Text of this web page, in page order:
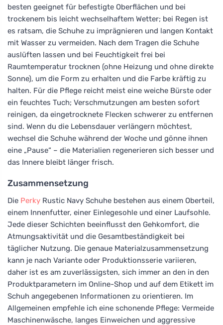
besten geeignet für befestigte Oberflächen und bei
trockenem bis leicht wechselhaftem Wetter; bei Regen ist
es ratsam, die Schuhe zu imprägnieren und langen Kontakt
mit Wasser zu vermeiden. Nach dem Tragen die Schuhe
auslüften lassen und bei Feuchtigkeit frei bei
Raumtemperatur trocknen (ohne Heizung und ohne direkte
Sonne), um die Form zu erhalten und die Farbe kräftig zu
halten. Für die Pflege reicht meist eine weiche Bürste oder
ein feuchtes Tuch; Verschmutzungen am besten sofort
reinigen, da eingetrocknete Flecken schwerer zu entfernen
sind. Wenn du die Lebensdauer verlängern möchtest,
wechsel die Schuhe während der Woche und gönne ihnen
eine „Pause“ – die Materialien regenerieren sich besser und
das Innere bleibt länger frisch.
Zusammensetzung
Die Perky Rustic Navy Schuhe bestehen aus einem Oberteil,
einem Innenfutter, einer Einlegesohle und einer Laufsohle.
Jede dieser Schichten beeinflusst den Gehkomfort, die
Atmungsaktivität und die Gesamtbeständigkeit bei
täglicher Nutzung. Die genaue Materialzusammensetzung
kann je nach Variante oder Produktionsserie variieren,
daher ist es am zuverlässigsten, sich immer an den in den
Produktparametern im Online-Shop und auf dem Etikett im
Schuh angegebenen Informationen zu orientieren. Im
Allgemeinen empfehle ich eine schonende Pflege: Vermeide
Maschinenwäsche, langes Einweichen und aggressive